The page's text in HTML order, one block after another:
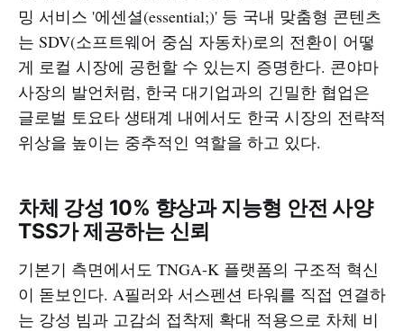
밍 서비스 '에센셜(essential;)' 등 국내 맞춤형 콘텐츠
는 SDV(소프트웨어 중심 자동차)로의 전환이 어떻
게 로컬 시장에 공헌할 수 있는지 증명한다. 콘야마
사장의 발언처럼, 한국 대기업과의 긴밀한 협업은
글로벌 토요타 생태계 내에서도 한국 시장의 전략적
위상을 높이는 중추적인 역할을 하고 있다.
차체 강성 10% 향상과 지능형 안전 사양
TSS가 제공하는 신뢰
기본기 측면에서도 TNGA-K 플랫폼의 구조적 혁신
이 돋보인다. A필러와 서스펜션 타워를 직접 연결하
는 강성 빔과 고감쇠 접착제 확대 적용으로 차체 비